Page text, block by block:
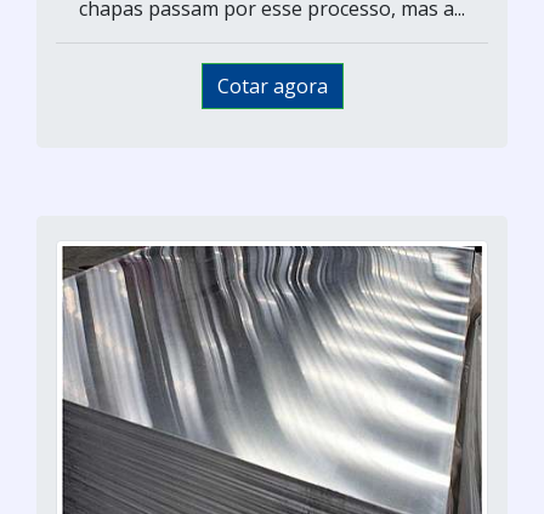
chapas passam por esse processo, mas a...
Cotar agora